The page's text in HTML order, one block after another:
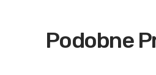
Podobne